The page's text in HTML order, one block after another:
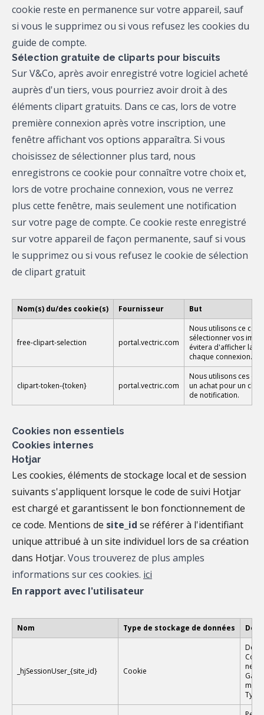
cookie reste en permanence sur votre appareil, sauf
si vous le supprimez ou si vous refusez les cookies du
guide de compte.
Sélection gratuite de cliparts pour biscuits
Sur V&Co, après avoir enregistré votre logiciel acheté
auprès d'un tiers, vous pourriez avoir droit à des
éléments clipart gratuits. Dans ce cas, lors de votre
première connexion après votre inscription, une
fenêtre affichant vos options apparaîtra. Si vous
choisissez de sélectionner plus tard, nous
enregistrons ce cookie pour connaître votre choix et,
lors de votre prochaine connexion, vous ne verrez
plus cette fenêtre, mais seulement une notification
sur votre page de compte. Ce cookie reste enregistré
sur votre appareil de façon permanente, sauf si vous
le supprimez ou si vous refusez le cookie de sélection
de clipart gratuit
Nom(s) du/des cookie(s) Fournisseur But
free-clipart-selection portal.vectric.com
Nous utilisons ce
sélectionner vos
évitera d'afficher la
chaque connexion.
clipart-token-{token} portal.vectric.com
Nous utilisons ces
un achat pour un
de notification.
Cookies non essentiels
Cookies internes
Hotjar
Les cookies, éléments de stockage local et de session
suivants s'appliquent lorsque le code de suivi Hotjar
est chargé et garantissent le bon fonctionnement de
ce code. Mentions de site_id se référer à l'identifiant
unique attribué à un site individuel lors de sa création
dans Hotjar. Vous trouverez de plus amples
informations sur ces cookies. ici
En rapport avec l'utilisateur
Nom Type de stockage de données
_hjSessionUser_{site_id} Cookie
ne
Type